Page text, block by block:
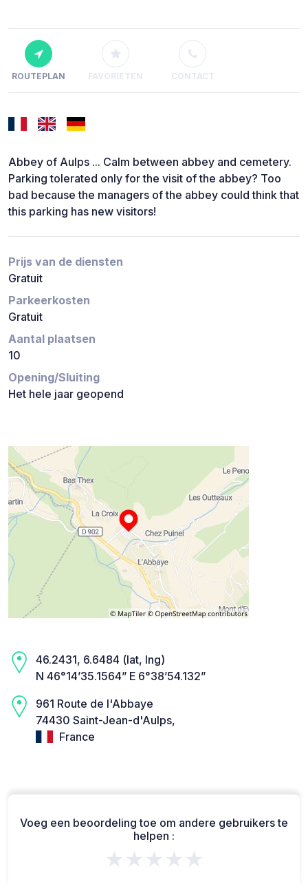
ROUTEPLAN FAVORIETEN CONTACT
Abbey of Aulps ... Calm between abbey and cemetery.
Parking tolerated only for the visit of the abbey? Too
bad because the managers of the abbey could think that
this parking has new visitors!
Prijs van de diensten
Gratuit
Parkeerkosten
Gratuit
Aantal plaatsen
10
Opening/Sluiting
Het hele jaar geopend
46.2431, 6.6484 (lat, lng)
N 46°14’35.1564” E 6°38’54.132”
961 Route de l'Abbaye
74430 Saint-Jean-d'Aulps,
France
Voeg een beoordeling toe om andere gebruikers te
helpen :
★★★★★